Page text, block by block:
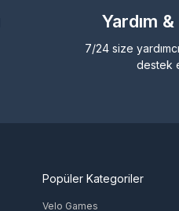
Yardım
7/24 size
destek
Popüler Kategoriler
Velo Games